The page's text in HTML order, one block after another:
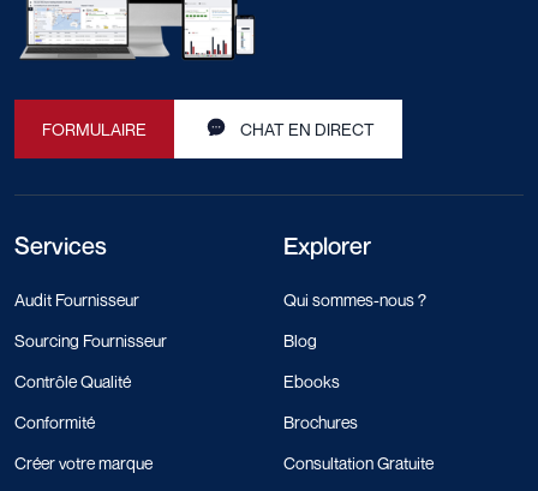
FORMULAIRE CHAT EN DIRECT
Services
Audit Fournisseur
Sourcing Fournisseur
Contrôle Qualité
Conformité
Créer votre marque
Explorer
Qui sommes-nous ?
Blog
Ebooks
Brochures
Consultation Gratuite